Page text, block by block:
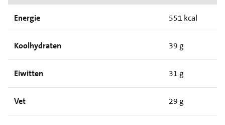
Energie 551 kcal
Koolhydraten 39 g
Eiwitten 31 g
Vet 29 g